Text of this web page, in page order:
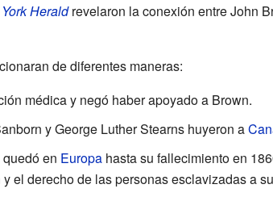
York Heraldrevelaron la conexión entre John
de diferentes maneras:
médica y negó haber apoyado a Brown.
y George Luther Stearns huyeron a
en Europahasta su fallecimiento en
el derecho de las personas esclavizadas a